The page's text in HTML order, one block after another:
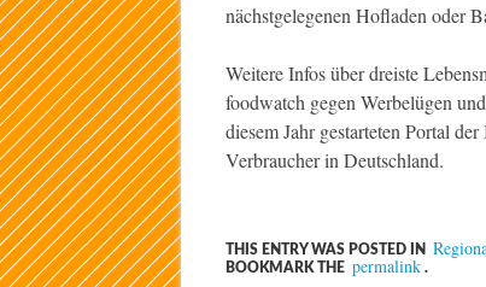
nächstgelegenen Hofladen oder
Weitere Infos über dreiste
foodwatch gegen Werbelügen
diesem Jahr gestarteten Portal
Verbraucher in Deutschland.
THIS ENTRY WAS POSTED IN
BOOKMARK THE permalink .